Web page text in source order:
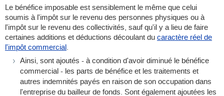
Le bénéfice imposable est sensiblement le même que celui
soumis à l'impôt sur le revenu des personnes physiques ou à
l'impôt sur le revenu des collectivités, sauf qu'il y a lieu de faire
certaines additions et déductions découlant du caractère réel de
l'impôt commercial.
Ainsi, sont ajoutés - à condition d'avoir diminué le bénéfice
commercial - les parts de bénéfice et les traitements et
autres indemnités payés en raison de son occupation dans
l'entreprise du bailleur de fonds. Sont également ajoutées les